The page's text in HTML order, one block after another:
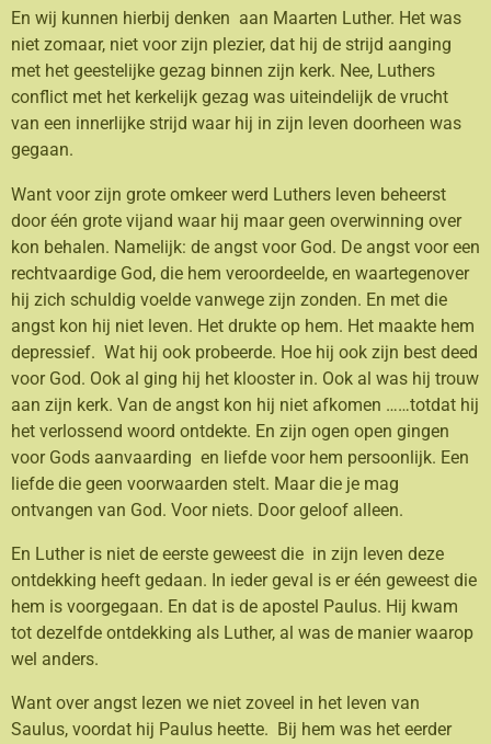
En wij kunnen hierbij denken aan Maarten Luther. Het was
niet zomaar, niet voor zijn plezier, dat hij de strijd aanging
met het geestelijke gezag binnen zijn kerk. Nee, Luthers
conflict met het kerkelijk gezag was uiteindelijk de vrucht
van een innerlijke strijd waar hij in zijn leven doorheen was
gegaan.
Want voor zijn grote omkeer werd Luthers leven beheerst
door één grote vijand waar hij maar geen overwinning over
kon behalen. Namelijk: de angst voor God. De angst voor een
rechtvaardige God, die hem veroordeelde, en waartegenover
hij zich schuldig voelde vanwege zijn zonden. En met die
angst kon hij niet leven. Het drukte op hem. Het maakte hem
depressief. Wat hij ook probeerde. Hoe hij ook zijn best deed
voor God. Ook al ging hij het klooster in. Ook al was hij trouw
aan zijn kerk. Van de angst kon hij niet afkomen ……totdat hij
het verlossend woord ontdekte. En zijn ogen open gingen
voor Gods aanvaarding en liefde voor hem persoonlijk. Een
liefde die geen voorwaarden stelt. Maar die je mag
ontvangen van God. Voor niets. Door geloof alleen.
En Luther is niet de eerste geweest die in zijn leven deze
ontdekking heeft gedaan. In ieder geval is er één geweest die
hem is voorgegaan. En dat is de apostel Paulus. Hij kwam
tot dezelfde ontdekking als Luther, al was de manier waarop
wel anders.
Want over angst lezen we niet zoveel in het leven van
Saulus, voordat hij Paulus heette. Bij hem was het eerder